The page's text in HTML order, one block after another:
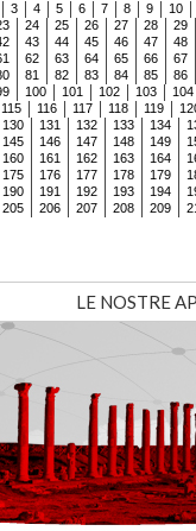
3 4 5 6 7 8 9 10
24 25 26 27 28 29
43 44 45 46 47 48
62 63 64 65 66 67
81 82 83 84 85 86
100 101 102 103 104
115 116 117 118 119
130 131 132 133 134
145 146 147 148 149
160 161 162 163 164
175 176 177 178 179
190 191 192 193 194
205 206 207 208 209
LE NOSTRE